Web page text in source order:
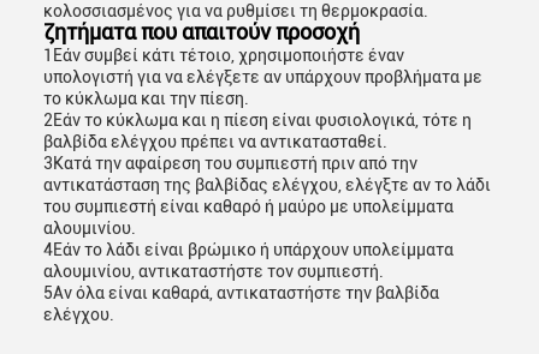
κολοσσιασμένος για να ρυθμίσει τη θερμοκρασία.
ζητήματα που απαιτούν προσοχή
1Εάν συμβεί κάτι τέτοιο, χρησιμοποιήστε έναν
υπολογιστή για να ελέγξετε αν υπάρχουν προβλήματα με
το κύκλωμα και την πίεση.
2Εάν το κύκλωμα και η πίεση είναι φυσιολογικά, τότε η
βαλβίδα ελέγχου πρέπει να αντικατασταθεί.
3Κατά την αφαίρεση του συμπιεστή πριν από την
αντικατάσταση της βαλβίδας ελέγχου, ελέγξτε αν το λάδι
του συμπιεστή είναι καθαρό ή μαύρο με υπολείμματα
αλουμινίου.
4Εάν το λάδι είναι βρώμικο ή υπάρχουν υπολείμματα
αλουμινίου, αντικαταστήστε τον συμπιεστή.
5Αν όλα είναι καθαρά, αντικαταστήστε την βαλβίδα
ελέγχου.